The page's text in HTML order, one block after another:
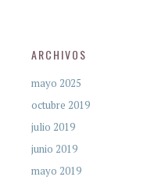
ARCHIVOS
mayo 2025
octubre 2019
julio 2019
junio 2019
mayo 2019